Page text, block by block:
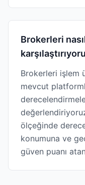
Brokerleri
Brokerleri işlem
mevcut
ölçeğinde
konumuna ve
güven puanı